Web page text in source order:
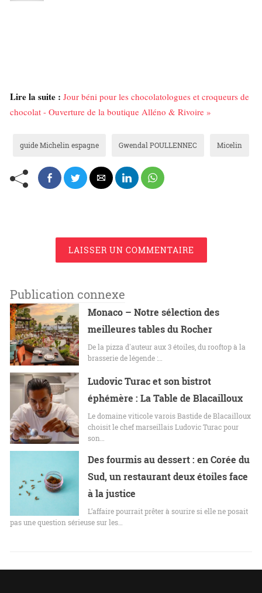
Lire la suite : Jour béni pour les chocolatologues et croqueurs de
chocolat - Ouverture de la boutique Alléno & Rivoire »
guide Michelin espagne Gwendal POULLENNEC Micelin
LAISSER UN COMMENTAIRE
Publication connexe
Monaco – Notre sélection des
meilleures tables du Rocher
De la pizza d'auteur aux 3 étoiles, du rooftop à la
brasserie de légende :…
Ludovic Turac et son bistrot
éphémère : La Table de Blacailloux
Le domaine viticole varois Bastide de Blacailloux
choisit le chef marseillais Ludovic Turac pour
son…
Des fourmis au dessert : en Corée du
Sud, un restaurant deux étoiles face
à la justice
L’affaire pourrait prêter à sourire si elle ne posait
pas une question sérieuse sur les…